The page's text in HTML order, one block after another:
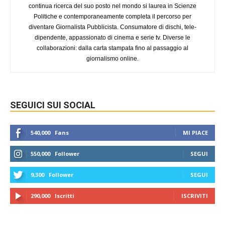
continua ricerca del suo posto nel mondo si laurea in Scienze
Politiche e contemporaneamente completa il percorso per
diventare Giornalista Pubblicista. Consumatore di dischi, tele-
dipendente, appassionato di cinema e serie tv. Diverse le
collaborazioni: dalla carta stampata fino al passaggio al
giornalismo online.
SEGUICI SUI SOCIAL
540,000 Fans MI PIACE
550,000 Follower SEGUI
9,300 Follower SEGUI
290,000 Iscritti ISCRIVITI